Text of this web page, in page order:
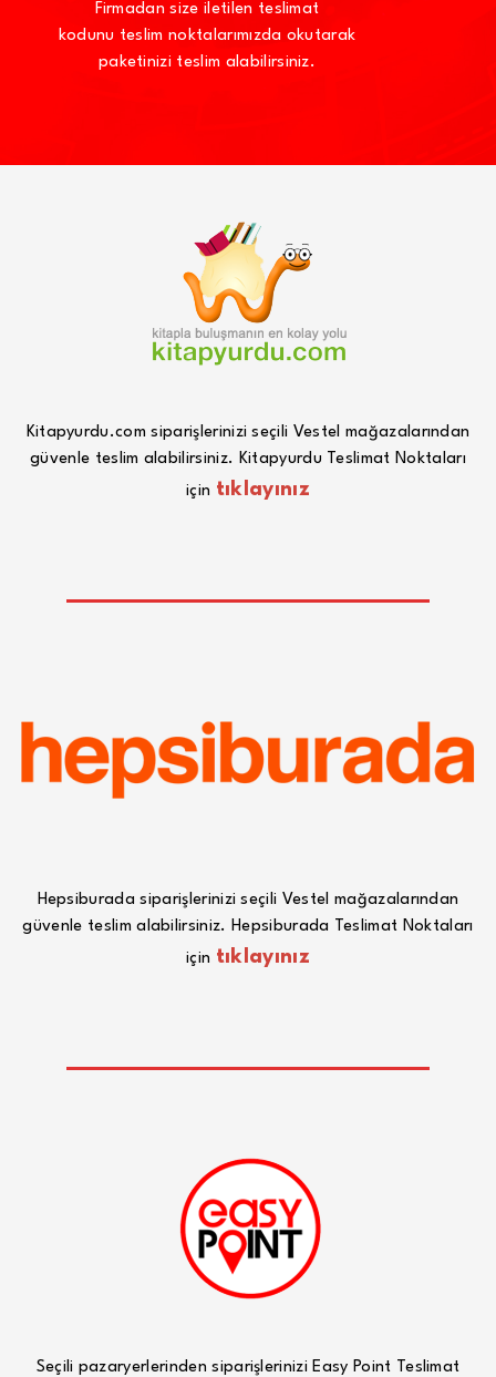
Firmadan size iletilen teslimat
kodunu teslim noktalarımızda okutarak
paketinizi teslim alabilirsiniz.
Kitapyurdu.com siparişlerinizi seçili Vestel mağazalarından
güvenle teslim alabilirsiniz. Kitapyurdu Teslimat Noktaları
için tıklayınız
Hepsiburada siparişlerinizi seçili Vestel mağazalarından
güvenle teslim alabilirsiniz. Hepsiburada Teslimat Noktaları
için tıklayınız
Seçili pazaryerlerinden siparişlerinizi Easy Point Teslimat